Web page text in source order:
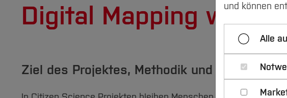
Digital Mapping with
Ziel des Projektes, Methodik und Ausblick
und können
Alle